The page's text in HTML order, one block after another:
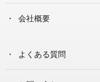
会社概要
よくある質問